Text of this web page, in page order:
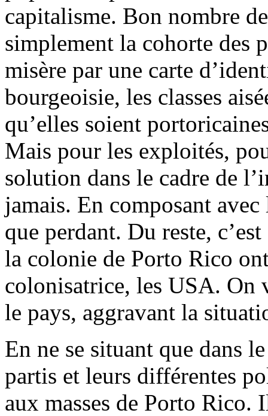
capitalisme. Bon nombre
simplement la cohorte des
misère par une carte
bourgeoisie, les classes
qu’elles soient
Mais pour les exploités,
solution dans le cadre de
jamais. En composant
que perdant. Du reste,
la colonie de Porto Rico
colonisatrice, les USA. On
le pays, aggravant la
En ne se situant que dans
partis et leurs différentes
aux masses de Porto Rico.